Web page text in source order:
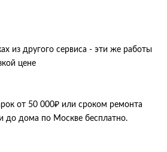
из другого сервиса - эти же работы
цене
от 50 000₽ или сроком ремонта
до дома по Москве бесплатно.